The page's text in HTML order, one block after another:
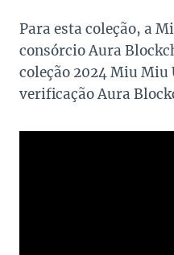
Para esta coleção, a
consórcio Aura
coleção 2024 Miu Miu
verificação Aura